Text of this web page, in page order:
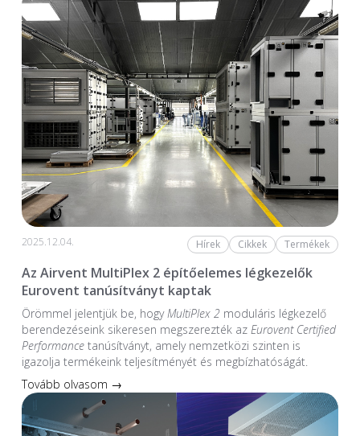
2025.12.04. Hírek Cikkek Termékek
Az Airvent MultiPlex 2 építőelemes légkezelők
Eurovent tanúsítványt kaptak
Örömmel jelentjük be, hogyMultiPlex 2moduláris légkezelő
berendezéseink sikeresen megszerezték az Eurovent Certified
Performancetanúsítványt, amely nemzetközi szinten is
igazolja termékeink teljesítményét és megbízhatóságát.
Tovább olvasom →